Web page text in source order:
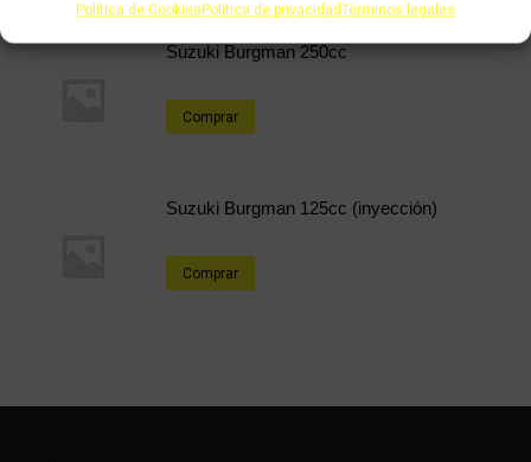
Política de CookiesPolítica de privacidadTérminos legales
Suzuki Burgman 250cc
Comprar
Suzuki Burgman 125cc (inyección)
Comprar